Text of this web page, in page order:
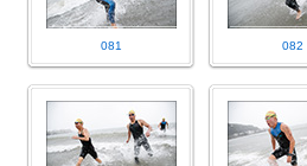
081 082